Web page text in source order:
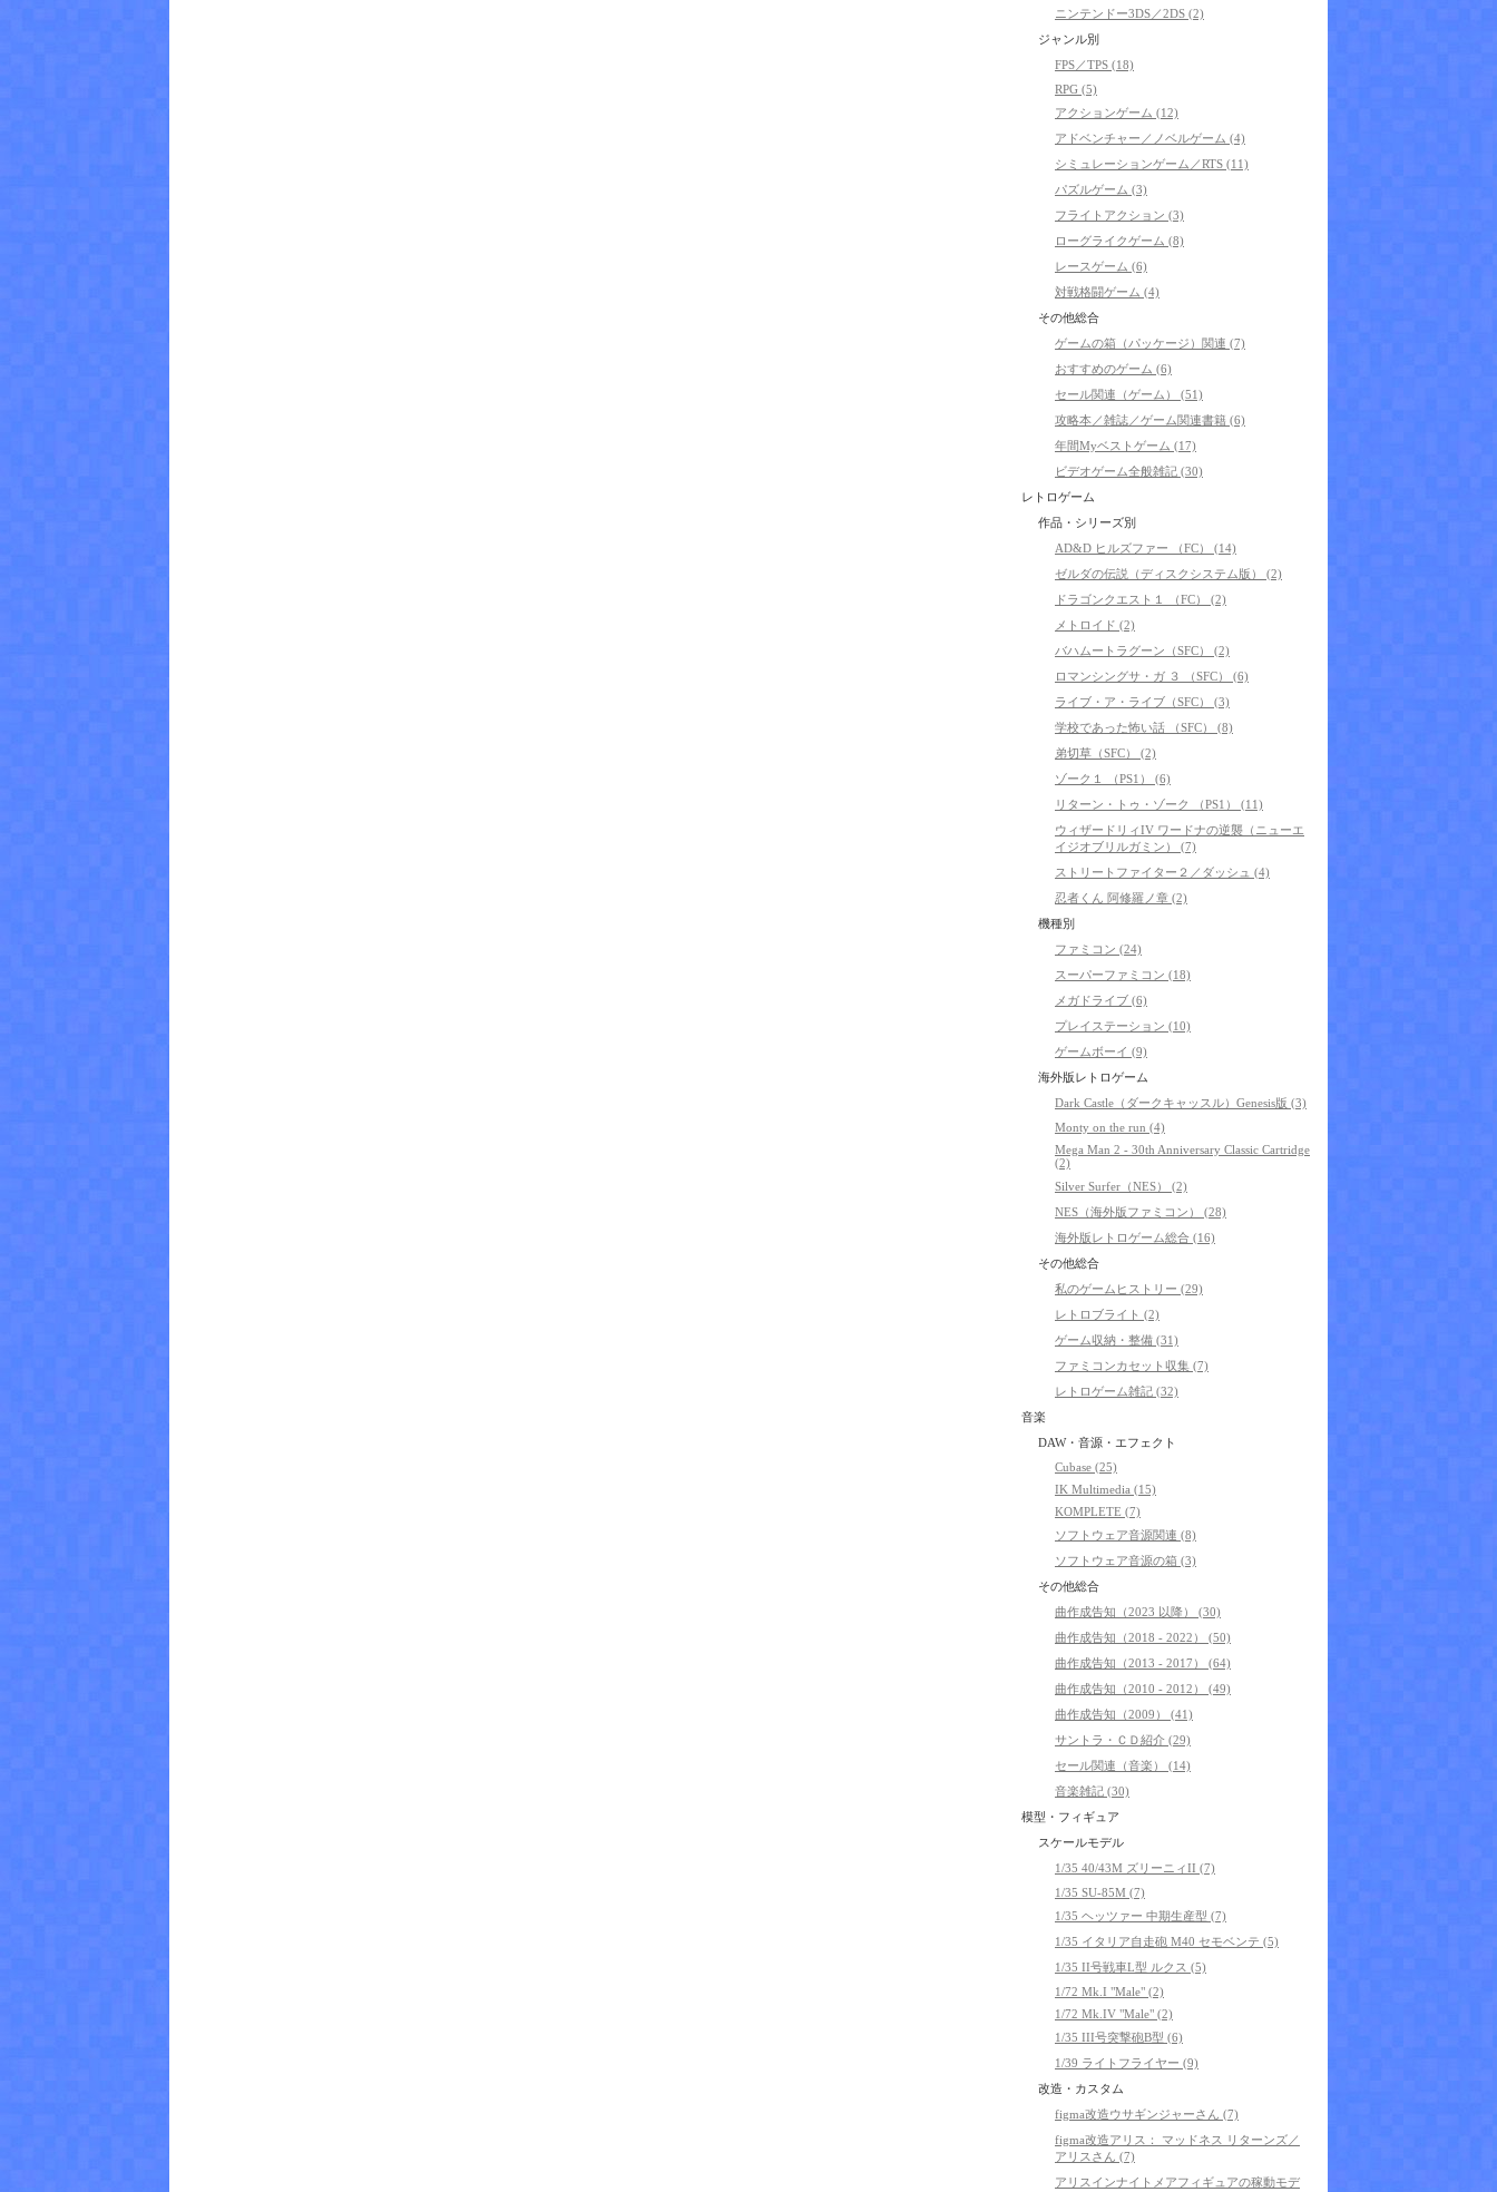
ニンテンドー3DS／2DS (2)
ジャンル別
FPS／TPS (18)
RPG (5)
アクションゲーム (12)
アドベンチャー／ノベルゲーム (4)
シミュレーションゲーム／RTS (11)
パズルゲーム (3)
フライトアクション (3)
ローグライクゲーム (8)
レースゲーム (6)
対戦格闘ゲーム (4)
その他総合
ゲームの箱（パッケージ）関連 (7)
おすすめのゲーム (6)
セール関連（ゲーム） (51)
攻略本／雑誌／ゲーム関連書籍 (6)
年間Myベストゲーム (17)
ビデオゲーム全般雑記 (30)
レトロゲーム
作品・シリーズ別
AD&D ヒルズファー （FC） (14)
ゼルダの伝説（ディスクシステム版） (2)
ドラゴンクエスト１ （FC） (2)
メトロイド (2)
バハムートラグーン（SFC） (2)
ロマンシングサ・ガ ３ （SFC） (6)
ライブ・ア・ライブ（SFC） (3)
学校であった怖い話 （SFC） (8)
弟切草（SFC） (2)
ゾーク１ （PS1） (6)
リターン・トゥ・ゾーク （PS1） (11)
ウィザードリィIV ワードナの逆襲（ニューエ
イジオブリルガミン） (7)
ストリートファイター２／ダッシュ (4)
忍者くん 阿修羅ノ章 (2)
機種別
ファミコン (24)
スーパーファミコン (18)
メガドライブ (6)
プレイステーション (10)
ゲームボーイ (9)
海外版レトロゲーム
Dark Castle（ダークキャッスル）Genesis版 (3)
Monty on the run (4)
Mega Man 2 - 30th Anniversary Classic Cartridge
(2)
Silver Surfer（NES） (2)
NES（海外版ファミコン） (28)
海外版レトロゲーム総合 (16)
その他総合
私のゲームヒストリー (29)
レトロブライト (2)
ゲーム収納・整備 (31)
ファミコンカセット収集 (7)
レトロゲーム雑記 (32)
音楽
DAW・音源・エフェクト
Cubase (25)
IK Multimedia (15)
KOMPLETE (7)
ソフトウェア音源関連 (8)
ソフトウェア音源の箱 (3)
その他総合
曲作成告知（2023 以降） (30)
曲作成告知（2018 - 2022） (50)
曲作成告知（2013 - 2017） (64)
曲作成告知（2010 - 2012） (49)
曲作成告知（2009） (41)
サントラ・ＣＤ紹介 (29)
セール関連（音楽） (14)
音楽雑記 (30)
模型・フィギュア
スケールモデル
1/35 40/43M ズリーニィII (7)
1/35 SU-85M (7)
1/35 ヘッツァー 中期生産型 (7)
1/35 イタリア自走砲 M40 セモベンテ (5)
1/35 II号戦車L型 ルクス (5)
1/72 Mk.I "Male" (2)
1/72 Mk.IV "Male" (2)
1/35 III号突撃砲B型 (6)
1/39 ライトフライヤー (9)
改造・カスタム
figma改造ウサギンジャーさん (7)
figma改造アリス： マッドネス リターンズ／
アリスさん (7)
アリスインナイトメアフィギュアの稼動モデ